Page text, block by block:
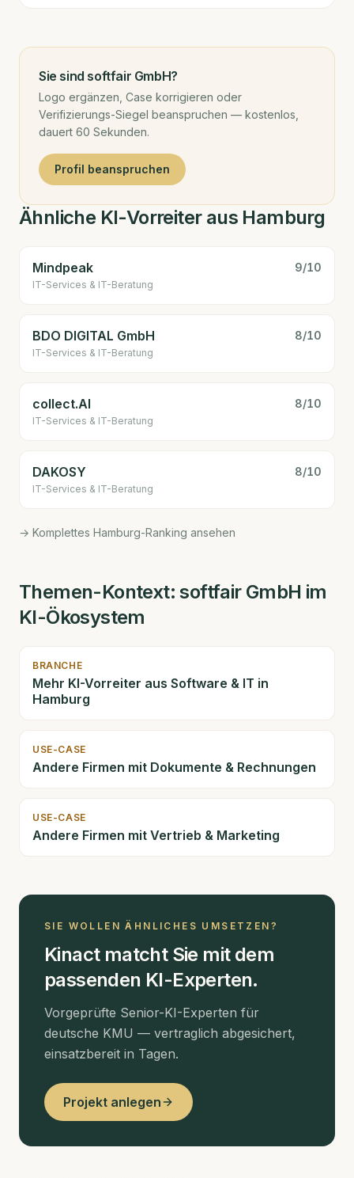
Sie sind softfair GmbH?
Logo ergänzen, Case korrigieren oder
Verifizierungs-Siegel beanspruchen — kostenlos,
dauert 60 Sekunden.
Profil beanspruchen
Ähnliche KI-Vorreiter aus Hamburg
Mindpeak 9/10
IT-Services & IT-Beratung
BDO DIGITAL GmbH 8/10
IT-Services & IT-Beratung
collect.AI 8/10
IT-Services & IT-Beratung
DAKOSY 8/10
IT-Services & IT-Beratung
→ Komplettes Hamburg-Ranking ansehen
Themen-Kontext:softfair GmbH im
KI-Ökosystem
BRANCHE
Mehr KI-Vorreiter aus Software & IT in
Hamburg
USE-CASE
Andere Firmen mit Dokumente & Rechnungen
USE-CASE
Andere Firmen mit Vertrieb & Marketing
SIE WOLLEN ÄHNLICHES UMSETZEN?
Kinact matcht Sie mit dem
passenden KI-Experten.
Vorgeprüfte Senior-KI-Experten für
deutsche KMU — vertraglich abgesichert,
einsatzbereit in Tagen.
Projekt anlegen